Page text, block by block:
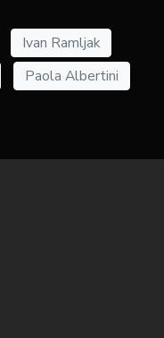
Ivan Ramljak
Paola Albertini